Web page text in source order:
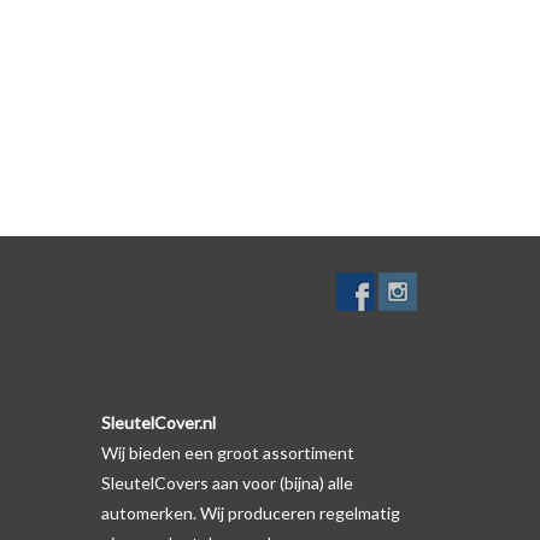
SleutelCover.nl
Wij bieden een groot assortiment
SleutelCovers aan voor (bijna) alle
automerken. Wij produceren regelmatig